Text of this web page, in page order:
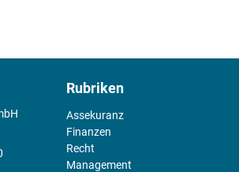
Rubriken
Assekuranz
Finanzen
Recht
Management